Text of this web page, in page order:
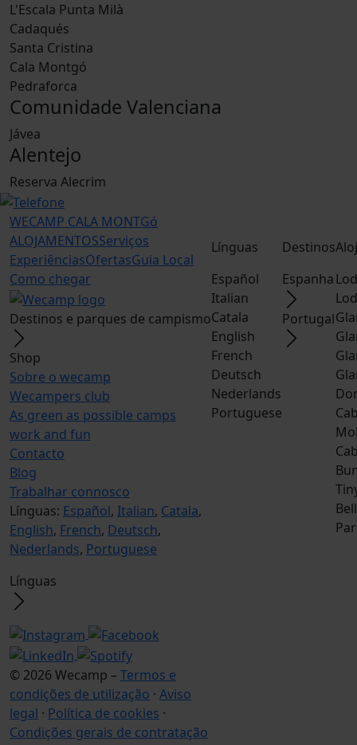
L'Escala Punta Milà
Cadaqués
Santa Cristina
Cala Montgó
Pedraforca
Comunidade Valenciana
Jávea
Alentejo
Reserva Alecrim
WECAMP CALA MONTGó
ALOJAMENTOSServiços
ExperiênciasOfertasGuia Local
Como chegar
Destinos e parques de campismo
Shop
Sobre o wecamp
Wecampers club
As green as possible camps
work and fun
Contacto
Blog
Trabalhar connosco
Línguas: Español, Italian, Catala,
English, French, Deutsch,
Nederlands, Portuguese
Línguas
© 2026 Wecamp – Termos e
condições de utilização · Aviso
legal · Política de cookies ·
Condições gerais de contratação
Línguas
Español
Italian
Catala
English
French
Deutsch
Nederlands
Portuguese
Destinos
Espanha
Portugal